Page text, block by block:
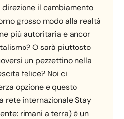
il cambiamento
grosso modo alla realtà
più autoritaria e ancor
O sarà piuttosto
un pezzettino nella
felice? Noi ci
opzione e questo
rete internazionale Stay
rimani a terra) è un